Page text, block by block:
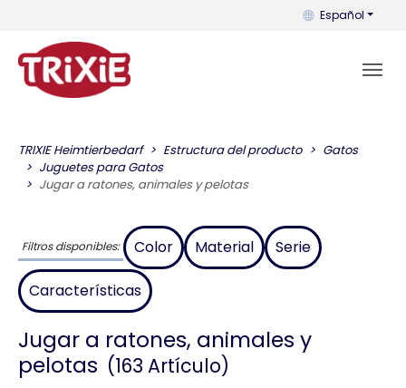
Puedes cambiar
Español
TRIXIE Heimtierbedarf Estructura del producto
Gatos
Juguetes para Gatos
Jugar a ratones, animales y pelotas
Filtros disponibles: Color Material Serie
Características
Jugar a ratones, animales y
pelotas (163 Artículo)